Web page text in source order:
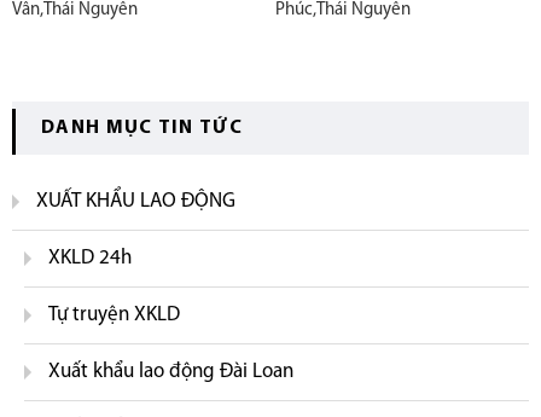
Vân,Thái Nguyên
Phúc,Thái Nguyên
DANH MỤC TIN TỨC
XUẤT KHẨU LAO ĐỘNG
XKLD 24h
Tự truyện XKLD
Xuất khẩu lao động Đài Loan